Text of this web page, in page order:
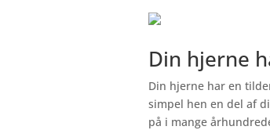
Din hjerne
Din hjerne har en
simpel hen en del af
på i mange